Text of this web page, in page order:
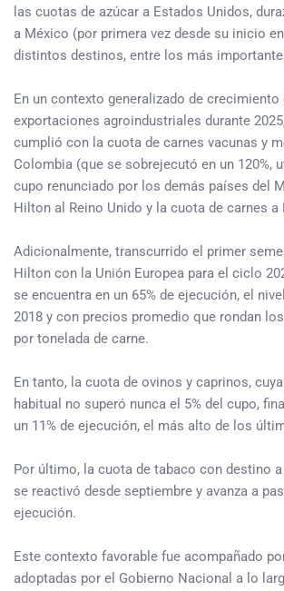
las cuotas de azúcar a Estados Unidos,
a México (por primera vez desde su inicio
distintos destinos, entre los más
En un contexto generalizado de crecimiento
exportaciones agroindustriales durante
cumplió con la cuota de carnes vacunas y
Colombia (que se sobrejecutó en un 120%,
cupo renunciado por los demás países del
Hilton al Reino Unido y la cuota de carnes a
Adicionalmente, transcurrido el primer
Hilton con la Unión Europea para el ciclo
se encuentra en un 65% de ejecución, el
2018 y con precios promedio que rondan
por tonelada de carne.
En tanto, la cuota de ovinos y caprinos,
habitual no superó nunca el 5% del cupo,
un 11% de ejecución, el más alto de los
Por último, la cuota de tabaco con destino
se reactivó desde septiembre y avanza a
ejecución.
Este contexto favorable fue acompañado
adoptadas por el Gobierno Nacional a lo